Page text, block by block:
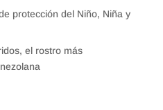
protección del Niño, Niña y
el rostro más